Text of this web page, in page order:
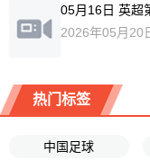
05月16日 英超
2026年05月20
热门标签
中国足球